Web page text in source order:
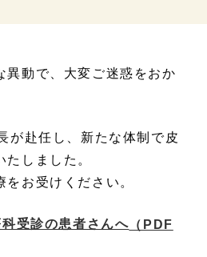
異動で、大変ご迷惑をおか
が赴任し、新たな体制で皮
しました。
お受けください。
受診の患者さんへ （PDF